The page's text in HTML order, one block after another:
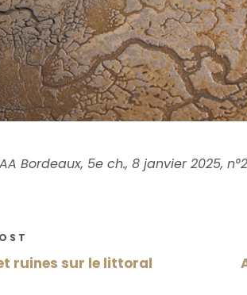
Bordeaux, 5e ch., 8 janvier 2025,
ruines sur le littoral